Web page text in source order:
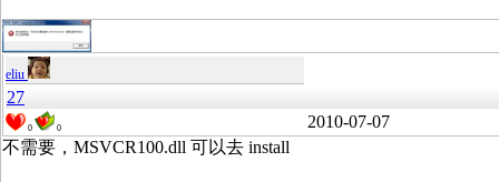
eliu
27
0 0
2010-07-07
不需要，MSVCR100.dll 可以去 install